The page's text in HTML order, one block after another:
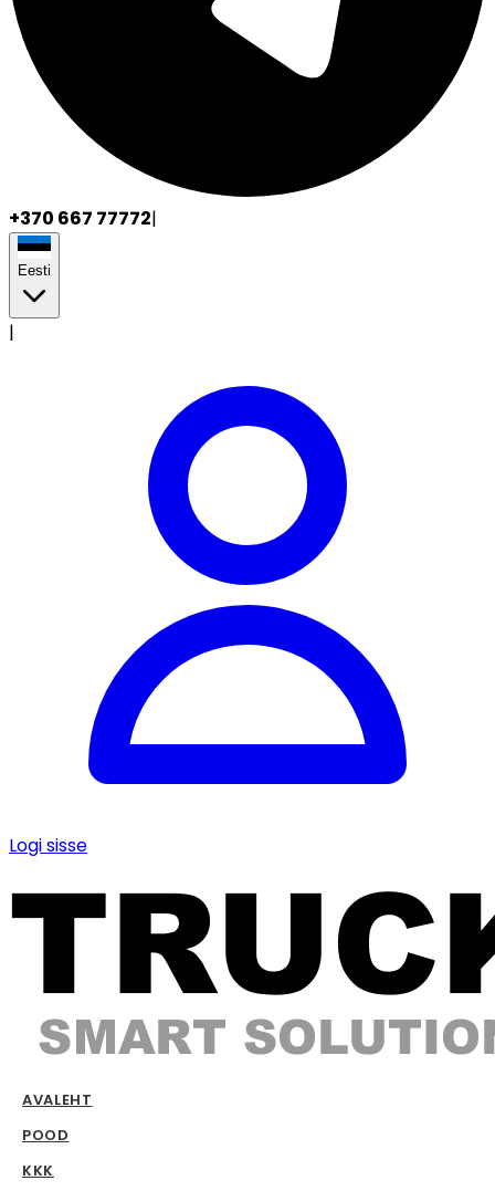
+370 667 77772|
Eesti
|
Logi sisse
AVALEHT
POOD
KKK